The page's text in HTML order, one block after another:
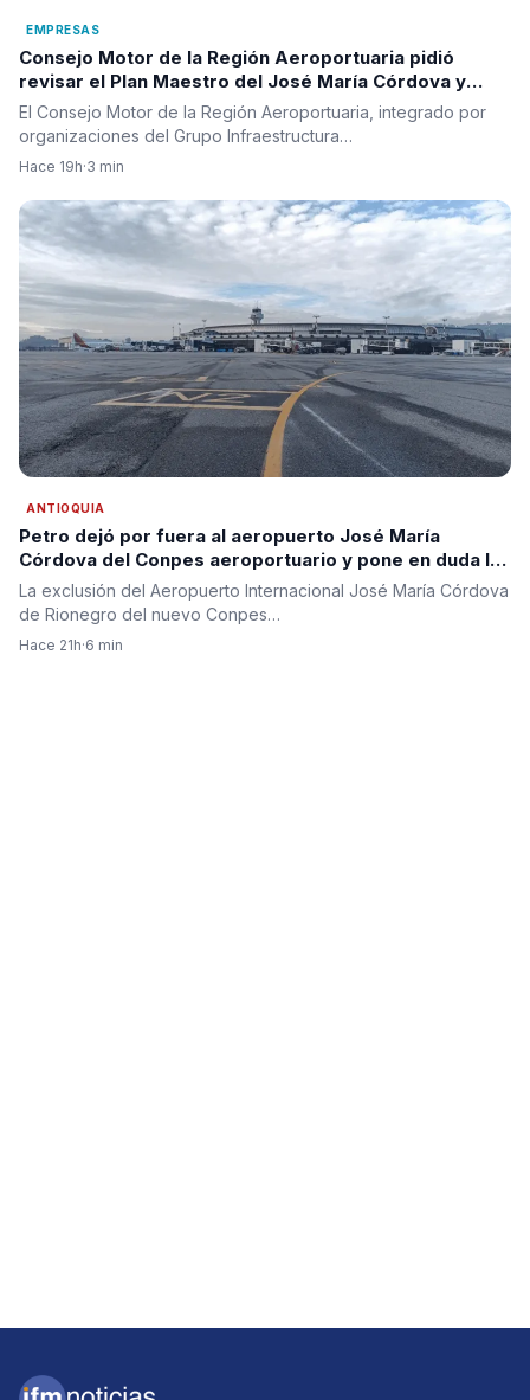
EMPRESAS
Consejo Motor de la Región Aeroportuaria pidió
revisar el Plan Maestro del José María Córdova y
reclamó una visión integral para la infraestructura
aérea del país
El Consejo Motor de la Región Aeroportuaria, integrado por
organizaciones del Grupo Infraestructura…
Hace 19h·3 min
ANTIOQUIA
Petro dejó por fuera al aeropuerto José María
Córdova del Conpes aeroportuario y pone en duda la
segunda pista para Antioquia
La exclusión del Aeropuerto Internacional José María Córdova
de Rionegro del nuevo Conpes…
Hace 21h·6 min